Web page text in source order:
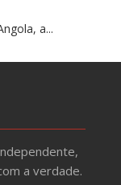
a...
a verdade.